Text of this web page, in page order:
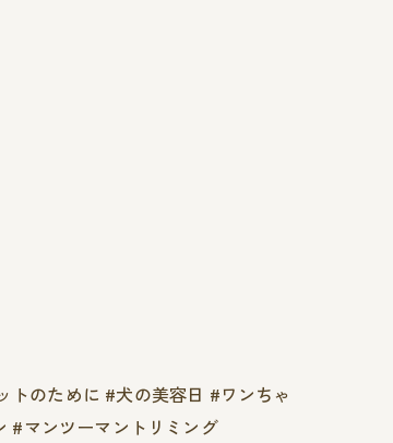
のために #犬の美容日 #ワンちゃ
#マンツーマントリミング